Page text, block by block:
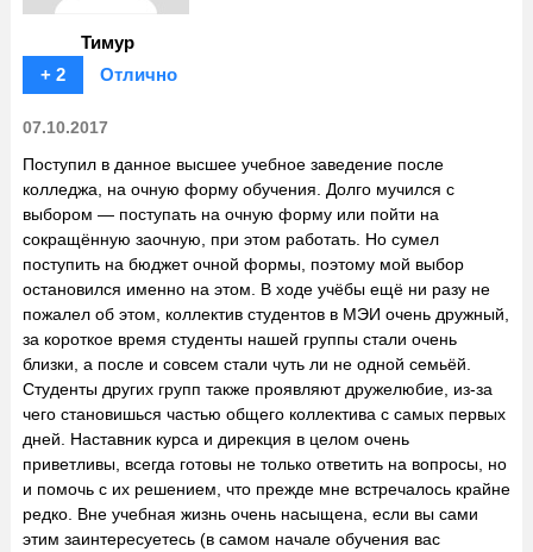
Тимур
+ 2
Отлично
07.10.2017
Поступил в данное высшее учебное заведение после
колледжа, на очную форму обучения. Долго мучился с
выбором — поступать на очную форму или пойти на
сокращённую заочную, при этом работать. Но сумел
поступить на бюджет очной формы, поэтому мой выбор
остановился именно на этом. В ходе учёбы ещё ни разу не
пожалел об этом, коллектив студентов в МЭИ очень дружный,
за короткое время студенты нашей группы стали очень
близки, а после и совсем стали чуть ли не одной семьёй.
Студенты других групп также проявляют дружелюбие, из-за
чего становишься частью общего коллектива с самых первых
дней. Наставник курса и дирекция в целом очень
приветливы, всегда готовы не только ответить на вопросы, но
и помочь с их решением, что прежде мне встречалось крайне
редко. Вне учебная жизнь очень насыщена, если вы сами
этим заинтересуетесь (в самом начале обучения вас